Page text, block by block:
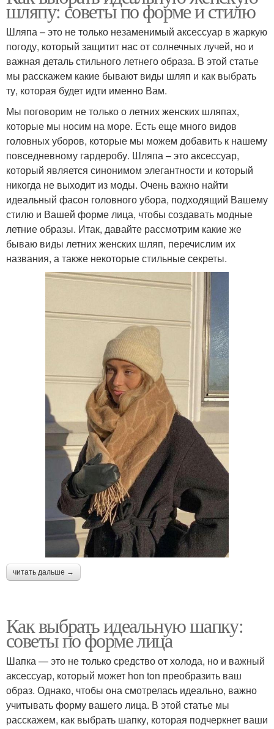
шляпу: советы по форме и стилю
Шляпа – это не только незаменимый аксессуар в жаркую
погоду, который защитит нас от солнечных лучей, но и
важная деталь стильного летнего образа. В этой статье
мы расскажем какие бывают виды шляп и как выбрать
ту, которая будет идти именно Вам.
Мы поговорим не только о летних женских шляпах,
которые мы носим на море. Есть еще много видов
головных уборов, которые мы можем добавить к нашему
повседневному гардеробу. Шляпа – это аксессуар,
который является синонимом элегантности и который
никогда не выходит из моды. Очень важно найти
идеальный фасон головного убора, подходящий Вашему
стилю и Вашей форме лица, чтобы создавать модные
летние образы. Итак, давайте рассмотрим какие же
бываю виды летних женских шляп, перечислим их
названия, а также некоторые стильные секреты.
читать дальше →
Как выбрать идеальную шапку:
советы по форме лица
Шапка — это не только средство от холода, но и важный
аксессуар, который может hon ton преобразить ваш
образ. Однако, чтобы она смотрелась идеально, важно
учитывать форму вашего лица. В этой статье мы
расскажем, как выбрать шапку, которая подчеркнет ваши